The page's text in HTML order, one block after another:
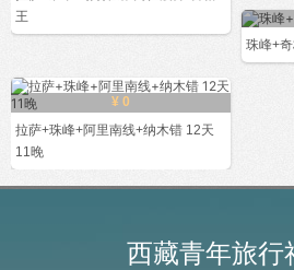
王
珠峰+
¥ 0
拉萨+珠峰+阿里南线+纳木错 12天
11晚
西藏青年旅行